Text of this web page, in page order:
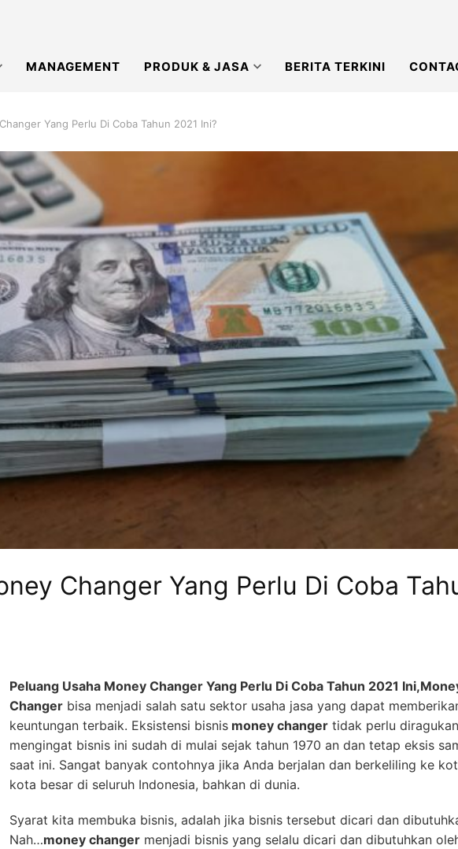
MANAGEMENT PRODUK & JASA BERITA TERKINI
Yang Perlu Di Coba Tahun 2021 Ini?
Changer Yang Perlu Di Coba
Peluang Usaha Money Changer Yang Perlu Di Coba Tahun 2021 Ini,M
Changer bisa menjadi salah satu sektor usaha jasa yang dapat
keuntungan terbaik. Eksistensi bisnis money changer tidak perlu
mengingat bisnis ini sudah di mulai sejak tahun 1970 an dan tetap eksis
saat ini. Sangat banyak contohnya jika Anda berjalan dan berkeliling ke
kota besar di seluruh Indonesia, bahkan di dunia.
Syarat kita membuka bisnis, adalah jika bisnis tersebut dicari dan
Nah…money changer menjadi bisnis yang selalu dicari dan dibutuhkan